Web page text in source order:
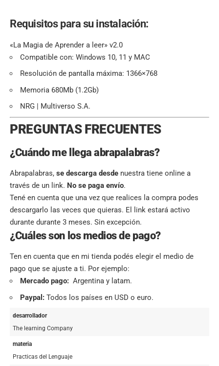
Requisitos para su instalación:
«La Magia de Aprender a leer» v2.0
Compatible con: Windows 10, 11 y MAC
Resolución de pantalla máxima: 1366×768
Memoria 680Mb (1.2Gb)
NRG | Multiverso S.A.
PREGUNTAS FRECUENTES
¿Cuándo me llega abrapalabras?
Abrapalabras, se descarga desde nuestra tiene online a
través de un link. No se paga envío.
Tené en cuenta que una vez que realices la compra podes
descargarlo las veces que quieras. El link estará activo
durante durante 3 meses. Sin excepción.
¿Cuáles son los medios de pago?
Ten en cuenta que en mi tienda podés elegir el medio de
pago que se ajuste a ti. Por ejemplo:
Mercado pago: Argentina y latam.
Paypal: Todos los países en USD o euro.
desarrollador
The learning Company
materia
Practicas del Lenguaje